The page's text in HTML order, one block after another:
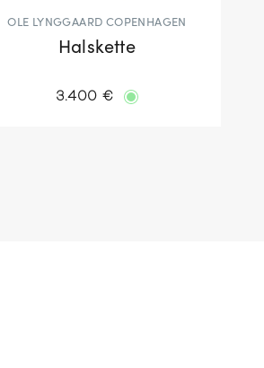
OLE LYNGGAARD COPENHAGEN
Halskette
3.400 €